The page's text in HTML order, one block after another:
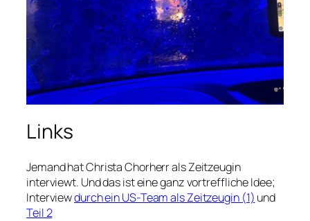
Links
Jemand hat Christa Chorherr als Zeitzeugin
interviewt. Und das ist eine ganz vortreffliche Idee;
Interviewdurch ein US-Team als Zeitzeugin (1) und
Teil 2